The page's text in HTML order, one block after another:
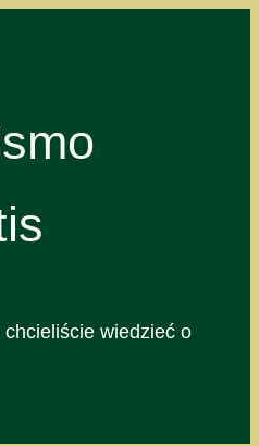
wiedzieć o